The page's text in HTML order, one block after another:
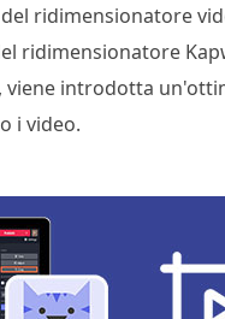
ridimensionatore
ridimensionatore
introdotta
i video.